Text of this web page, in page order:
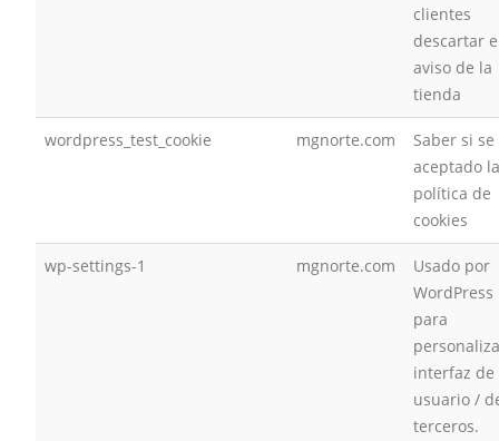
clientes
descartar
aviso de la
tienda
wordpress_test_cookie mgnorte.com
Saber si
aceptado la
política de
cookies
wp-settings-1 mgnorte.com
Usado por
WordPress
para
interfaz de
usuario /
terceros.